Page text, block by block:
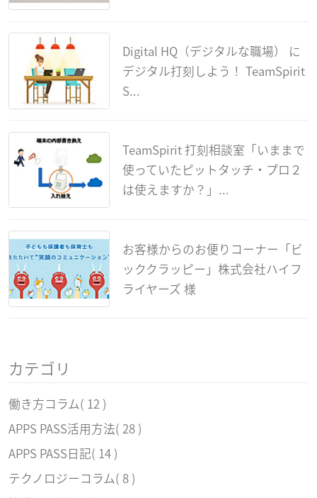
Digital HQ（デジタルな職場） に
デジタル打刻しよう！ TeamSpirit
S...
TeamSpirit 打刻相談室「いままで
使っていたピットタッチ・プロ２
は使えますか？」...
お客様からのお便りコーナー「ビ
ッククラッピー」株式会社ハイフ
ライヤーズ 様
カテゴリ
働き方コラム( 12 )
APPS PASS活用方法( 28 )
APPS PASS日記( 14 )
テクノロジーコラム( 8 )